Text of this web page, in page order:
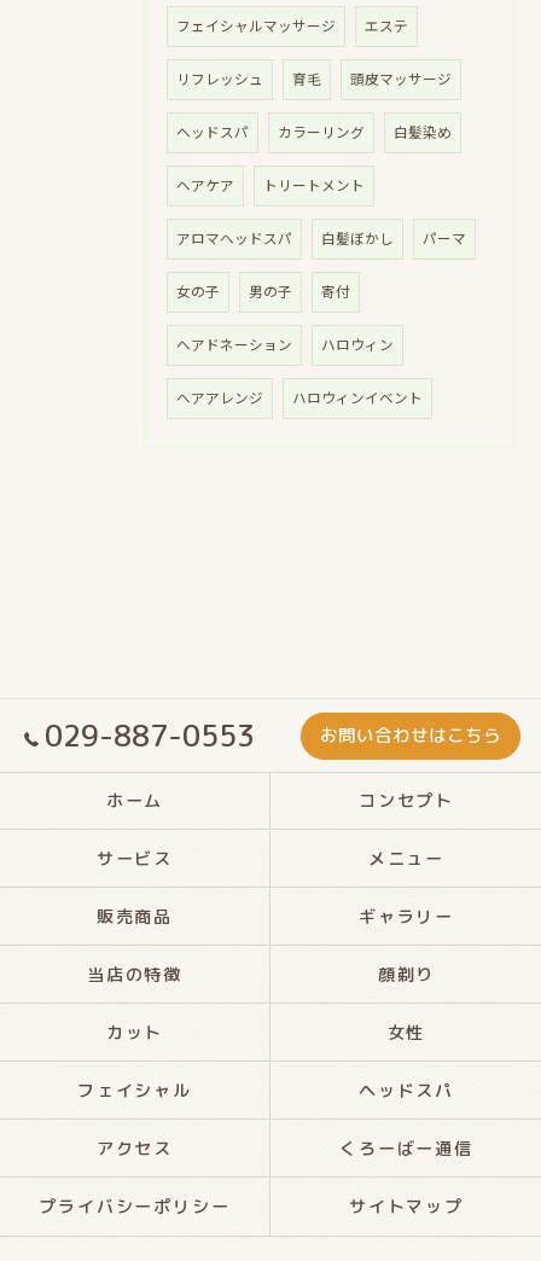
フェイシャルマッサージ エステ
リフレッシュ 育毛 頭皮マッサージ
ヘッドスパ カラーリング 白髪染め
ヘアケア トリートメント
アロマヘッドスパ 白髪ぼかし パーマ
女の子 男の子 寄付
ヘアドネーション ハロウィン
ヘアアレンジ ハロウィンイベント
029-887-0553 お問い合わせはこちら
ホーム コンセプト
サービス メニュー
販売商品 ギャラリー
当店の特徴 顔剃り
カット 女性
フェイシャル ヘッドスパ
アクセス くろーばー通信
プライバシーポリシー サイトマップ